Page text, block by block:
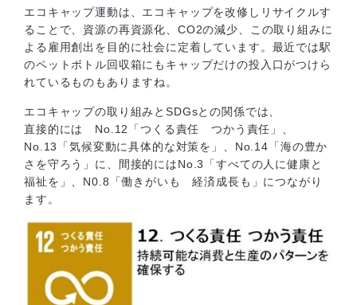
エコキャップ運動は、エコキャップを改修しリサイクルす
ることで、資源の再資源化、CO2の減少、この取り組みに
よる雇用創出を目的に社会に定着しています。最近では駅
のペットボトル回収箱にもキャップだけの投入口がつけら
れているものもありますね。
エコキャップの取り組みとSDGsとの関係では、
直接的には No.12「つくる責任 つかう責任」、
No.13「気候変動に具体的な対策を」、No.14「海の豊か
さを守ろう」に、間接的にはNo.3「すべての人に健康と
福祉を」、N0.8「働きがいも 経済成長も」につながり
ます。